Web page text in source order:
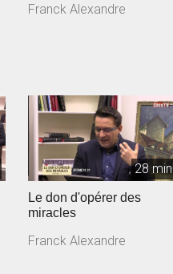
Franck Alexandre
28 min
Le don d'opérer des
miracles
Franck Alexandre